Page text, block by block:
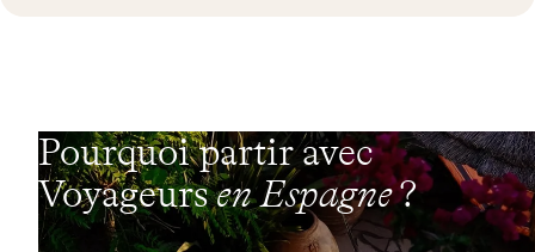
Pourquoi partir avec
Voyageursen Espagne?